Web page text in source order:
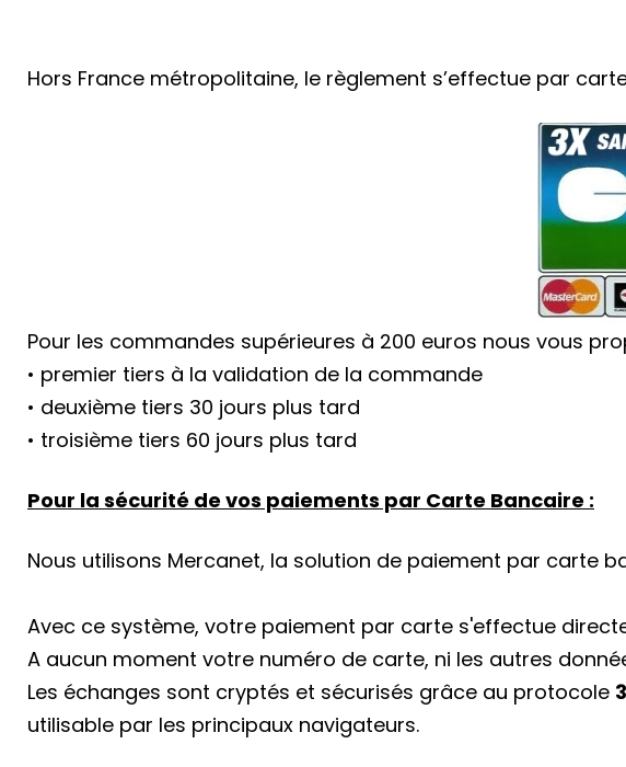
Hors France métropolitaine, le règlement s’effectue par
Pour les commandes supérieures à 200 euros nous vous
• premier tiers à la validation de la commande
• deuxième tiers 30 jours plus tard
• troisième tiers 60 jours plus tard
Pour la sécurité de vos paiements par Carte Bancaire :
Nous utilisons Mercanet, la solution de paiement par carte
Avec ce système, votre paiement par carte s'effectue
A aucun moment votre numéro de carte, ni les autres
Les échanges sont cryptés et sécurisés grâce au protocole
utilisable par les principaux navigateurs.